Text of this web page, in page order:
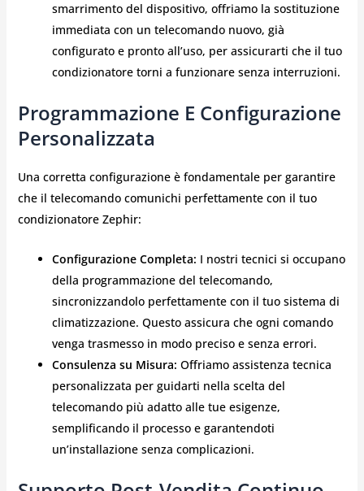
smarrimento del dispositivo, offriamo la sostituzione
immediata con un telecomando nuovo, già
configurato e pronto all’uso, per assicurarti che il tuo
condizionatore torni a funzionare senza interruzioni.
Programmazione E Configurazione
Personalizzata
Una corretta configurazione è fondamentale per garantire
che il telecomando comunichi perfettamente con il tuo
condizionatore Zephir:
Configurazione Completa: I nostri tecnici si occupano
della programmazione del telecomando,
sincronizzandolo perfettamente con il tuo sistema di
climatizzazione. Questo assicura che ogni comando
venga trasmesso in modo preciso e senza errori.
Consulenza su Misura: Offriamo assistenza tecnica
personalizzata per guidarti nella scelta del
telecomando più adatto alle tue esigenze,
semplificando il processo e garantendoti
un’installazione senza complicazioni.